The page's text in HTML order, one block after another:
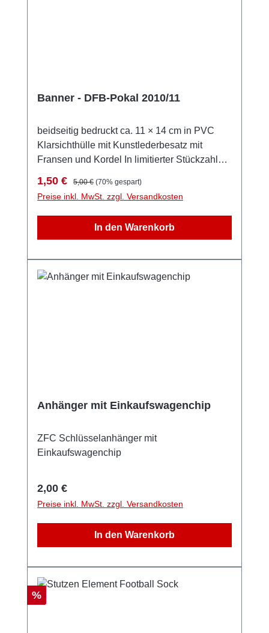
Banner - DFB-Pokal 2010/11
beidseitig bedruckt ca. 11 × 14 cm in PVC
Klarsichthülle mit Kunstlederbesatz mit
Fransen und Kordel In limitierter Stückzahl
Verkaufspreis:
1,50 € Regulärer Preis:
5,00 € (70% gespart)
Preise inkl. MwSt. zzgl. Versandkosten
In den Warenkorb
Anhänger mit Einkaufswagenchip
ZFC Schlüsselanhänger mit
Einkaufswagenchip
Regulärer Preis:
2,00 €
Preise inkl. MwSt. zzgl. Versandkosten
In den Warenkorb
Rabatt
%